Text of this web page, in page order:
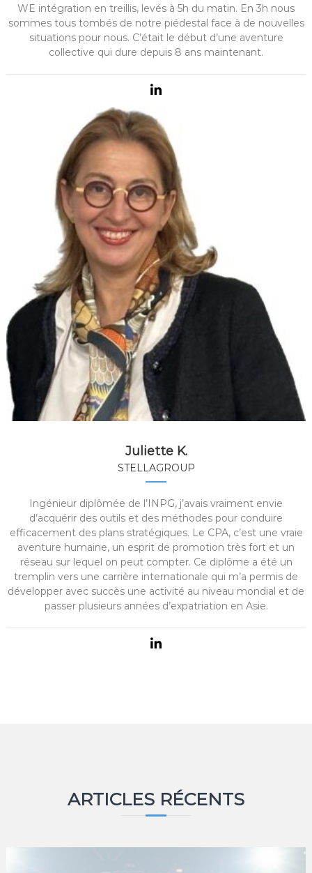
WE intégration en treillis, levés à 5h du matin. En 3h nous
sommes tous tombés de notre piédestal face à de nouvelles
situations pour nous. C’était le début d’une aventure
collective qui dure depuis 8 ans maintenant.
Juliette K.
STELLAGROUP
Ingénieur diplômée de l’INPG, j’avais vraiment envie
d’acquérir des outils et des méthodes pour conduire
efficacement des plans stratégiques. Le CPA, c’est une vraie
aventure humaine, un esprit de promotion très fort et un
réseau sur lequel on peut compter. Ce diplôme a été un
tremplin vers une carrière internationale qui m’a permis de
développer avec succès une activité au niveau mondial et de
passer plusieurs années d’expatriation en Asie.
ARTICLES RÉCENTS